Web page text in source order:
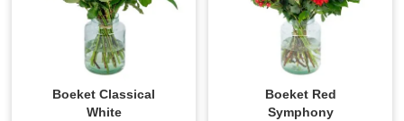
Boeket Classical
White
Boeket Red
Symphony